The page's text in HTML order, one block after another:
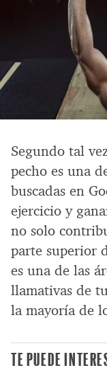
Segundo tal
pecho es una
buscadas en
ejercicio y
no solo
parte superior
es una de las
llamativas de
la mayoría de
TE PUEDE